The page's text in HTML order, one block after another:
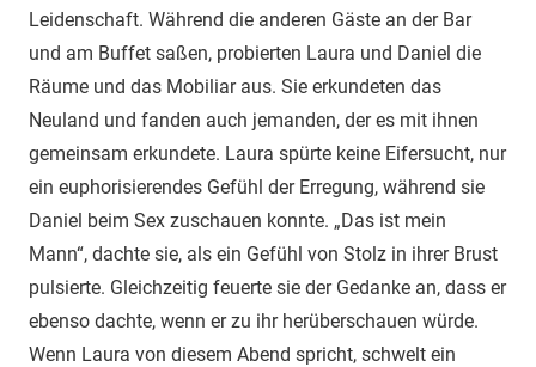
Leidenschaft. Während die anderen Gäste an der Bar
und am Buffet saßen, probierten Laura und Daniel die
Räume und das Mobiliar aus. Sie erkundeten das
Neuland und fanden auch jemanden, der es mit ihnen
gemeinsam erkundete. Laura spürte keine Eifersucht, nur
ein euphorisierendes Gefühl der Erregung, während sie
Daniel beim Sex zuschauen konnte. „Das ist mein
Mann“, dachte sie, als ein Gefühl von Stolz in ihrer Brust
pulsierte. Gleichzeitig feuerte sie der Gedanke an, dass er
ebenso dachte, wenn er zu ihr herüberschauen würde.
Wenn Laura von diesem Abend spricht, schwelt ein